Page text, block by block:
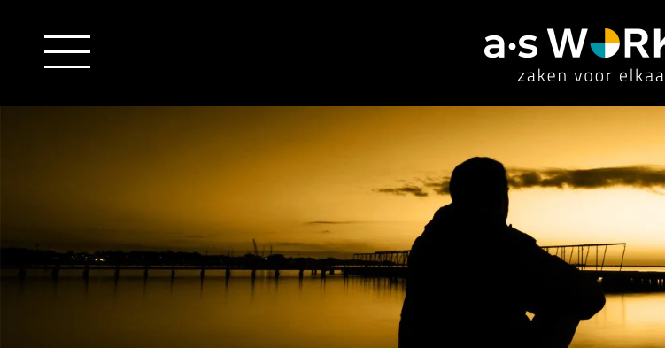
financiële administratie
salarisadministratie
juridische zaken
HR/payroll
finance
HR/payroll traineeship
consultancy
implementatie
optimalisatie
overige
vacatures